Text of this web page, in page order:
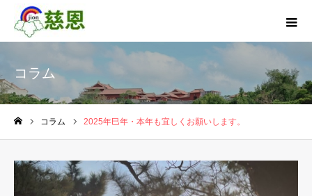
コラム
コラム 2025年巳年・本年も宜しくお願いします。